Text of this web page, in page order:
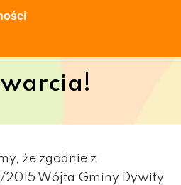
że zgodnie z
2015 Wójta Gminy Dywity